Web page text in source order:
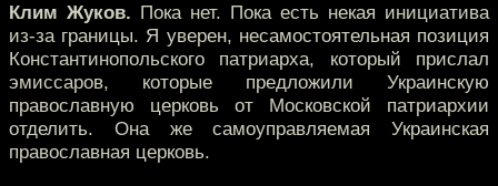
Клим Жуков. Пока нет. Пока есть некая инициатива
из-за границы. Я уверен, несамостоятельная позиция
Константинопольского патриарха, который прислал
эмиссаров, которые предложили Украинскую
православную церковь от Московской патриархии
отделить. Она же самоуправляемая Украинская
православная церковь.